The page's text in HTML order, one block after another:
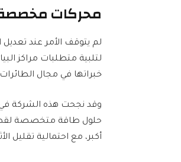
محركات مخصصة
لم يتوقف الأمر عند
خبراتها في مجال
وقد نجحت هذه الشركة في
حلول طاقة متخصصة
أكبر، مع احتمالية تقليل